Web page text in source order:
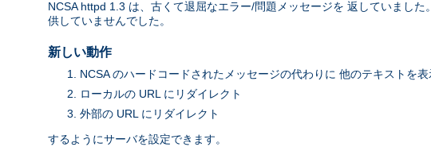
NCSA httpd 1.3 は、古くて退屈なエラー/問題メッセージを 返していまし
供していませんでした。
新しい動作
NCSA のハードコードされたメッセージの代わりに 他のテキストを表
ローカルの URL にリダイレクト
外部の URL にリダイレクト
するようにサーバを設定できます。